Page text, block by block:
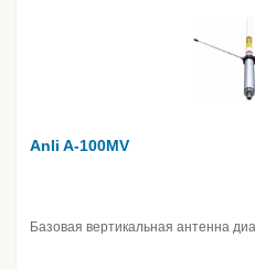
Anli A-100MV
Базовая вертикальная антенна